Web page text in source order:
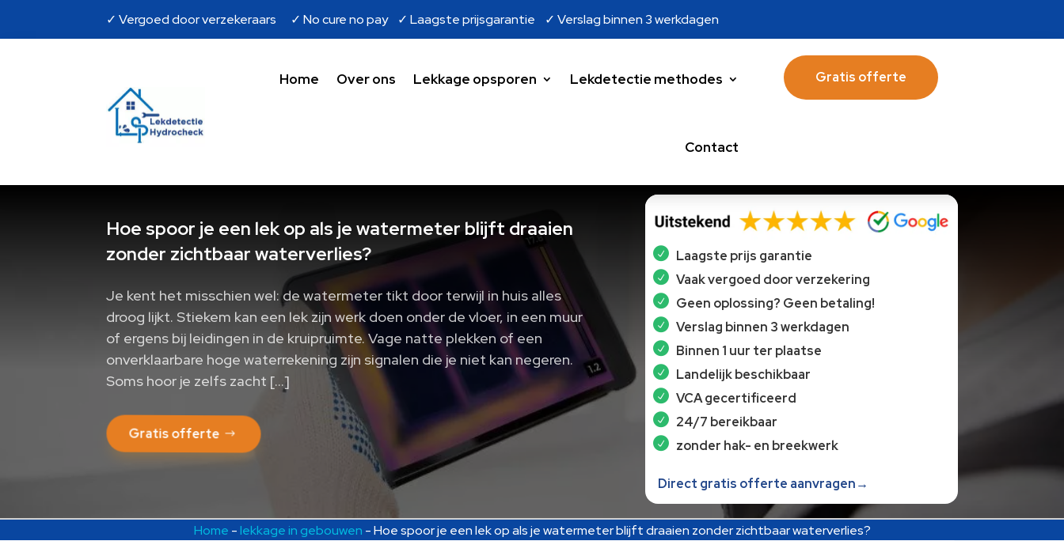
✓ Vergoed door verzekeraars ✓ No cure no pay ✓ Laagste prijsgarantie ✓ Verslag binnen 3 werkdagen
Home Over ons Lekkage opsporen Lekdetectie methodes
Contact
Gratis offerte
Hoe spoor je een lek op als je watermeter blijft draaien
zonder zichtbaar waterverlies?
Je kent het misschien wel: de watermeter tikt door terwijl in huis alles
droog lijkt. Stiekem kan een lek zijn werk doen onder de vloer, in een muur
of ergens bij leidingen in de kruipruimte. Vage natte plekken of een
onverklaarbare hoge waterrekening zijn signalen die je niet kan negeren.
Soms hoor je zelfs zacht […]
Gratis offerte
Laagste prijs garantie
Vaak vergoed door verzekering
Geen oplossing? Geen betaling!
Verslag binnen 3 werkdagen
Binnen 1 uur ter plaatse
Landelijk beschikbaar
VCA gecertificeerd
24/7 bereikbaar
zonder hak- en breekwerk
Direct gratis offerte aanvragen→
Home -lekkage in gebouwen -Hoe spoor je een lek op als je watermeter blijft draaien zonder zichtbaar waterverlies?